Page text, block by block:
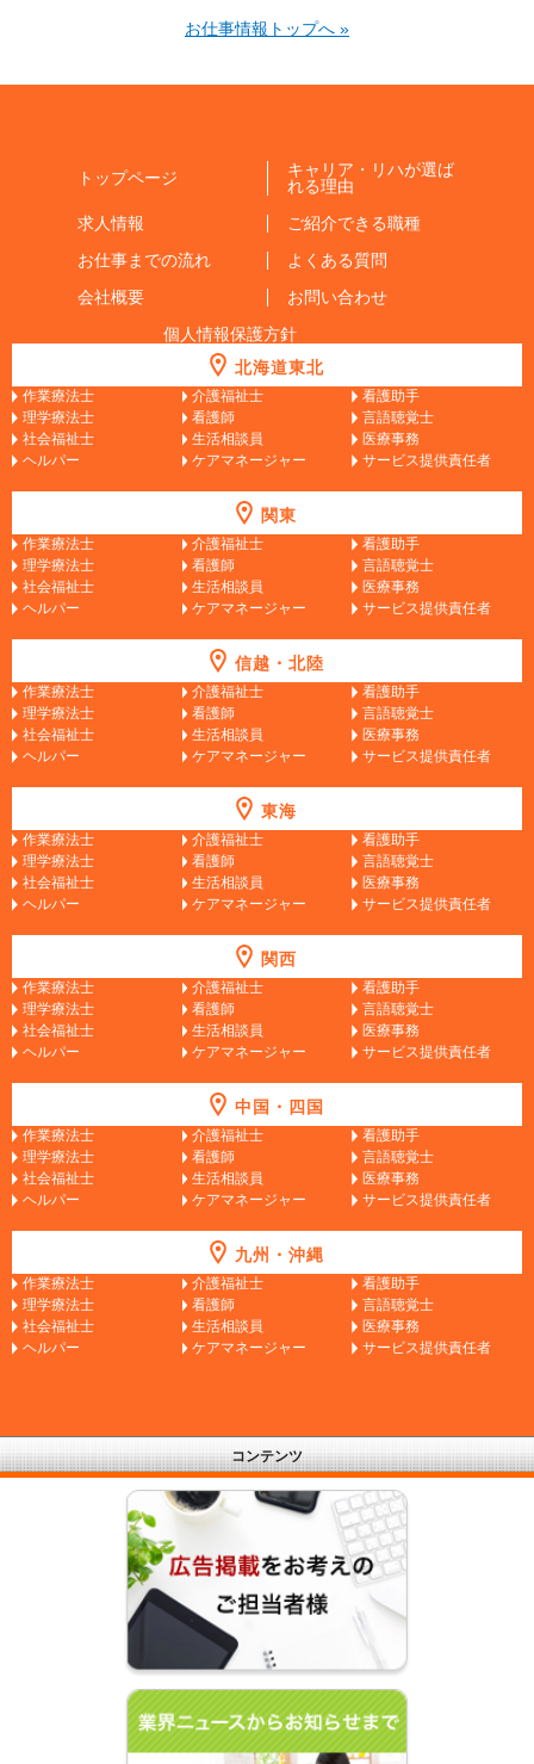
お仕事情報トップへ »
トップページ
キャリア・リハが選ば
れる理由
求人情報
ご紹介できる職種
お仕事までの流れ
よくある質問
会社概要
お問い合わせ
個人情報保護方針
北海道東北
作業療法士 介護福祉士
看護助手
理学療法士
看護師
言語聴覚士
社会福祉士
生活相談員
医療事務
ヘルパー
ケアマネージャー サービス提供責任者
関東
作業療法士 介護福祉士
看護助手
理学療法士
看護師
言語聴覚士
社会福祉士
生活相談員
医療事務
ヘルパー
ケアマネージャー サービス提供責任者
信越・北陸
作業療法士 介護福祉士
看護助手
理学療法士
看護師
言語聴覚士
社会福祉士
生活相談員
医療事務
ヘルパー
ケアマネージャー サービス提供責任者
東海
作業療法士 介護福祉士
看護助手
理学療法士
看護師
言語聴覚士
社会福祉士
生活相談員
医療事務
ヘルパー
ケアマネージャー サービス提供責任者
関西
作業療法士 介護福祉士
看護助手
理学療法士
看護師
言語聴覚士
社会福祉士
生活相談員
医療事務
ヘルパー
ケアマネージャー サービス提供責任者
中国・四国
作業療法士 介護福祉士
看護助手
理学療法士
看護師
言語聴覚士
社会福祉士
生活相談員
医療事務
ヘルパー
ケアマネージャー サービス提供責任者
九州・沖縄
作業療法士 介護福祉士
看護助手
理学療法士
看護師
言語聴覚士
社会福祉士
生活相談員
医療事務
ヘルパー
ケアマネージャー サービス提供責任者
コンテンツ